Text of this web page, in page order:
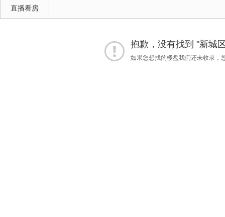
直播看房
抱歉，没有找到 "新城
如果您想找的楼盘我们还未收录，